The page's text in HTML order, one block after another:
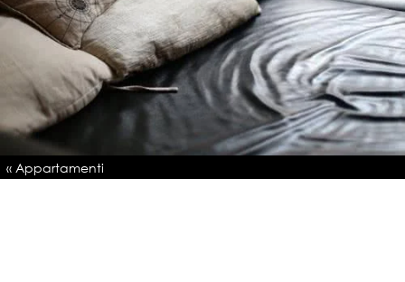
« Appartamenti